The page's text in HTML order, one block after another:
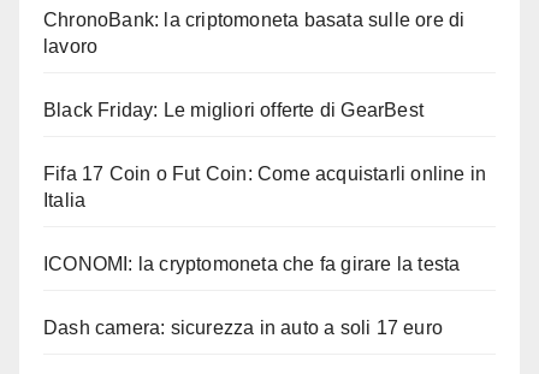
ChronoBank: la criptomoneta basata sulle ore di
lavoro
Black Friday: Le migliori offerte di GearBest
Fifa 17 Coin o Fut Coin: Come acquistarli online in
Italia
ICONOMI: la cryptomoneta che fa girare la testa
Dash camera: sicurezza in auto a soli 17 euro